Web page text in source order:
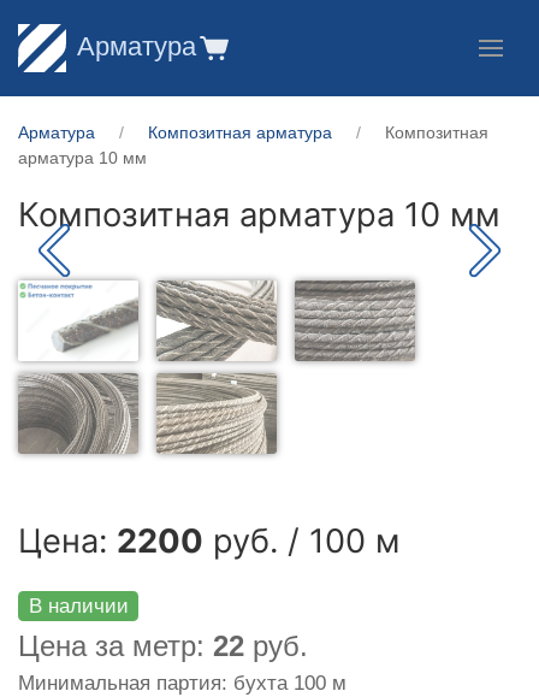
Арматура
Арматура Композитная арматура
Композитная
арматура 10 мм
Композитная арматура 10 мм
Цена: 2200 руб. / 100 м
В наличии
Цена за метр: 22 руб.
Минимальная партия: бухта 100 м